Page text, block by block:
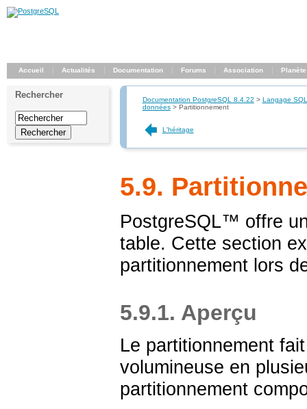
Accueil Actualités Documentation Forums Association Planète
Rechercher Documentation PostgreSQL 8.4.22 > Langage SQL
données> Partitionnement
L'héritage
5.9.
PostgreSQL™ offre
table. Cette section
partitionnement lors
5.9.1. Aperçu
Le partitionnement
volumineuse en
partitionnement